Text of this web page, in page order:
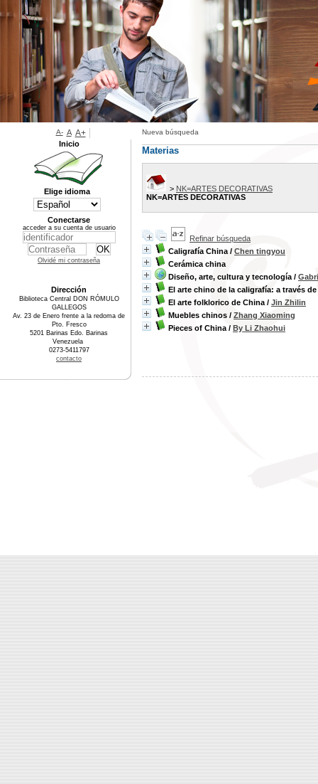
Nueva búsqueda
Materias
> NK=ARTES DECORATIVAS
NK=ARTES DECORATIVAS
Refinar búsqueda
Caligrafía China / Chen tingyou
Cerámica china
Diseño, arte, cultura y tecnología /
El arte chino de la caligrafía: a través
El arte folklorico de China / Jin Zhilin
Muebles chinos / Zhang Xiaoming
Pieces of China / By Li Zhaohui
A- A A+
Inicio
Elige idioma
Conectarse
acceder a su cuenta de usuario
Olvidé mi contraseña
Dirección
Biblioteca Central DON RÓMULO
GALLEGOS
Av. 23 de Enero frente a la redoma de
Pto. Fresco
5201 Barinas Edo. Barinas
Venezuela
0273-5411797
contacto